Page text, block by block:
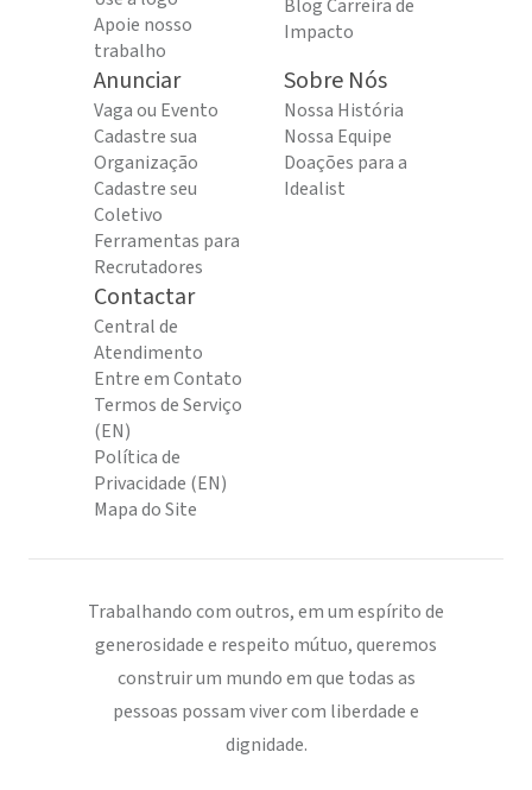
Apoie nosso
trabalho
Blog Carreira de
Impacto
Anunciar
Vaga ou Evento
Cadastre sua
Organização
Cadastre seu
Coletivo
Ferramentas para
Recrutadores
Sobre Nós
Nossa História
Nossa Equipe
Doações para a
Idealist
Contactar
Central de
Atendimento
Entre em Contato
Termos de Serviço
(EN)
Política de
Privacidade (EN)
Mapa do Site
Trabalhando com outros, em um espírito de
generosidade e respeito mútuo, queremos
construir um mundo em que todas as
pessoas possam viver com liberdade e
dignidade.